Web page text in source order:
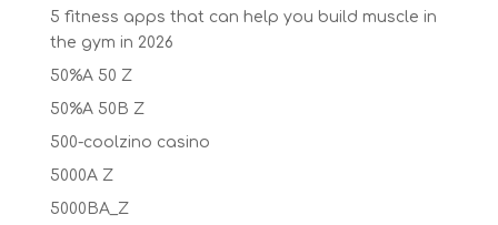
5 fitness apps that can help you build muscle in
the gym in 2026
50%A 50 Z
50%A 50B Z
500-coolzino casino
5000A Z
5000BA_Z